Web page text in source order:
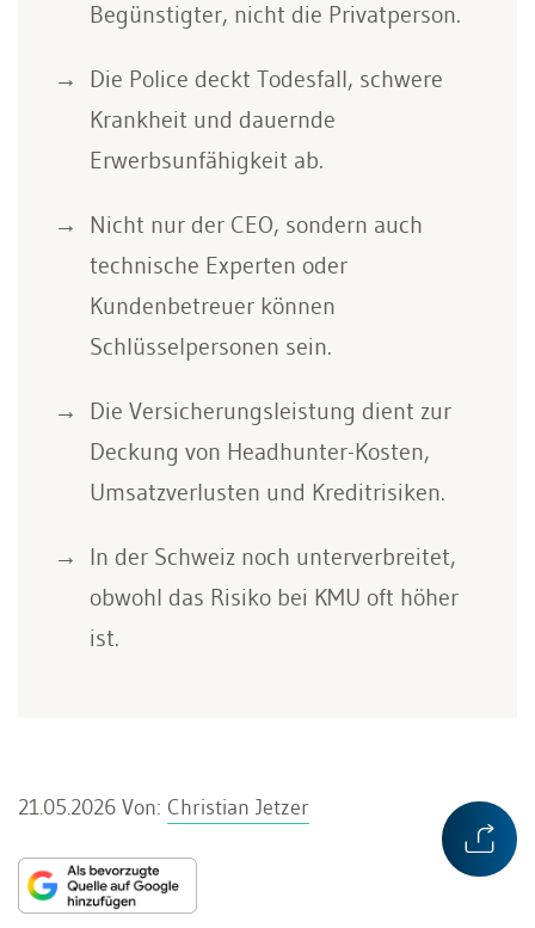
Begünstigter, nicht die Privatperson.
Die Police deckt Todesfall, schwere
Krankheit und dauernde
Erwerbsunfähigkeit ab.
Nicht nur der CEO, sondern auch
technische Experten oder
Kundenbetreuer können
Schlüsselpersonen sein.
Die Versicherungsleistung dient zur
Deckung von Headhunter-Kosten,
Umsatzverlusten und Kreditrisiken.
In der Schweiz noch unterverbreitet,
obwohl das Risiko bei KMU oft höher
ist.
21.05.2026 Von: Christian Jetzer